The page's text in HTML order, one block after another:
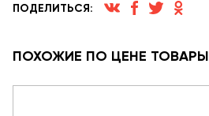
ПОДЕЛИТЬСЯ:
ПОХОЖИЕ ПО ЦЕНЕ ТОВАРЫ